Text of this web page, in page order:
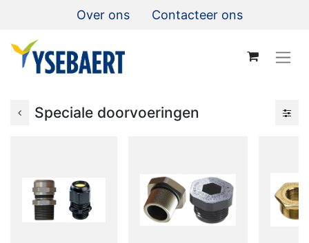
Over ons Contacteer ons
Speciale doorvoeringen